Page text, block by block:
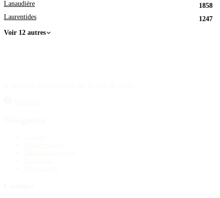
Lanaudière
1858
Laurentides
1247
Voir 12 autres